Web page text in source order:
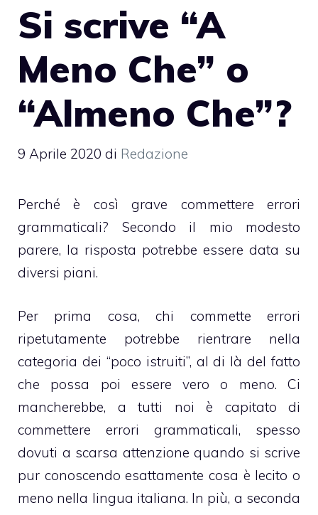
Si scrive “A
Meno Che” o
“Almeno Che”?
9 Aprile 2020 di Redazione
Perché è così grave commettere errori
grammaticali? Secondo il mio modesto
parere, la risposta potrebbe essere data su
diversi piani.
Per prima cosa, chi commette errori
ripetutamente potrebbe rientrare nella
categoria dei “poco istruiti”, al di là del fatto
che possa poi essere vero o meno. Ci
mancherebbe, a tutti noi è capitato di
commettere errori grammaticali, spesso
dovuti a scarsa attenzione quando si scrive
pur conoscendo esattamente cosa è lecito o
meno nella lingua italiana. In più, a seconda